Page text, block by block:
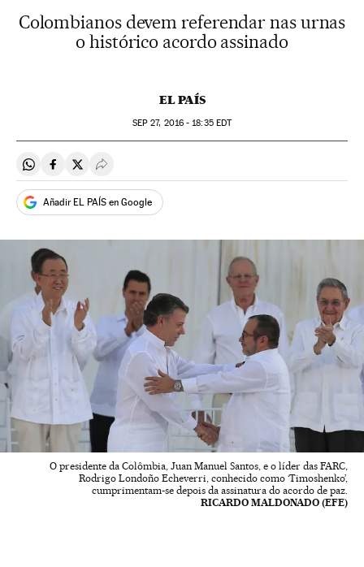
Colombianos devem referendar nas urnas
o histórico acordo assinado
EL PAÍS
SEP 27, 2016 - 18:35EDT
Compartir en Whatsapp
Compartir en Facebook
Compartir en Twitter
Desplegar Redes Sociales
Añadir EL PAÍS en Google
O presidente da Colômbia, Juan Manuel Santos, e o líder das FARC,
Rodrigo Londoño Echeverri, conhecido como ‘Timoshenko’,
cumprimentam-se depois da assinatura do acordo de paz.
RICARDO MALDONADO (EFE)